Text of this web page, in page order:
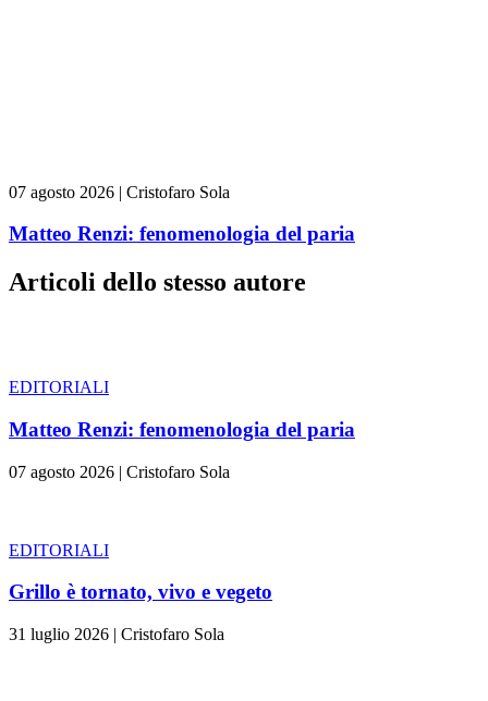
07 agosto 2026 | Cristofaro Sola
Matteo Renzi: fenomenologia del paria
Articoli dello stesso autore
EDITORIALI
Matteo Renzi: fenomenologia del paria
07 agosto 2026 | Cristofaro Sola
EDITORIALI
Grillo è tornato, vivo e vegeto
31 luglio 2026 | Cristofaro Sola